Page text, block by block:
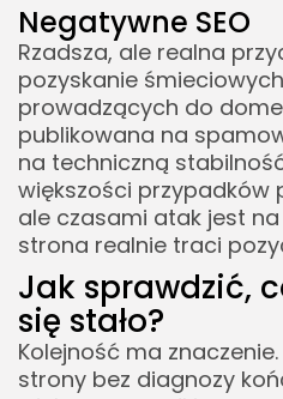
Negatywne SEO
Rzadsza, ale realna
pozyskanie
prowadzących do
publikowana na
na techniczną
większości
ale czasami atak jest
strona realnie traci
Jak sprawdzić,
się stało?
Kolejność ma
strony bez diagnozy